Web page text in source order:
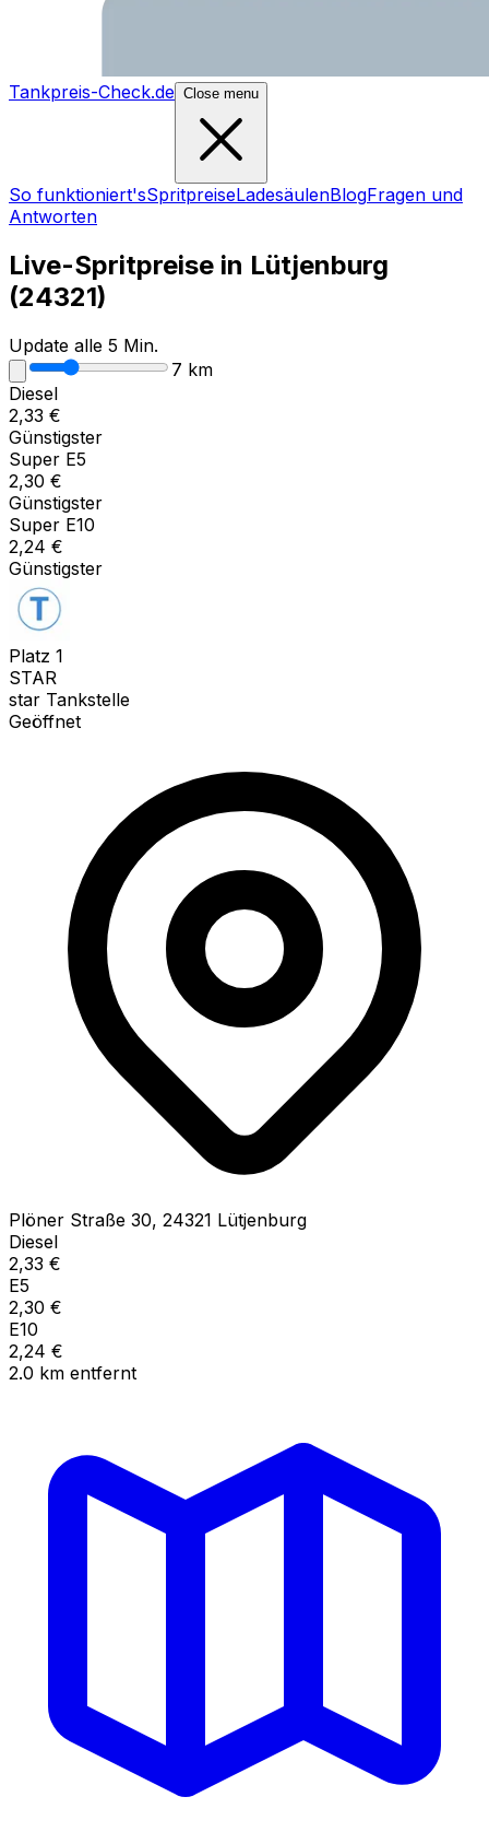
Tankpreis-Check.de Close menu
So funktioniert'sSpritpreiseLadesäulenBlogFragen und
Antworten
Live-Spritpreise in Lütjenburg
(24321)
Update alle 5 Min.
7 km
Diesel
2,33 €
Günstigster
Super E5
2,30 €
Günstigster
Super E10
2,24 €
Günstigster
Platz 1
STAR
star Tankstelle
Geöffnet
Plöner Straße 30, 24321 Lütjenburg
Diesel
2,33 €
E5
2,30 €
E10
2,24 €
2.0 km entfernt